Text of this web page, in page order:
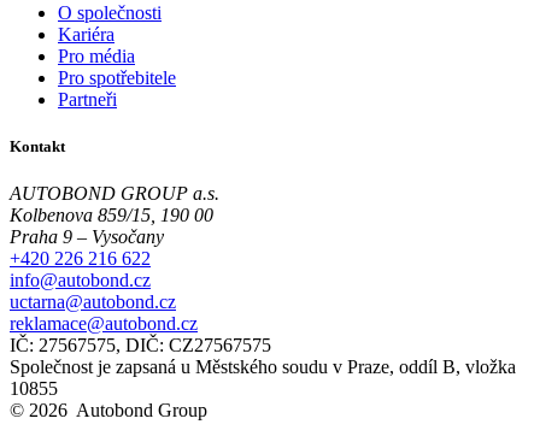
O společnosti
Kariéra
Pro média
Pro spotřebitele
Partneři
Kontakt
AUTOBOND GROUP a.s.
Kolbenova 859/15, 190 00
Praha 9 – Vysočany
+420 226 216 622
info@autobond.cz
uctarna@autobond.cz
reklamace@autobond.cz
IČ: 27567575, DIČ: CZ27567575
Společnost je zapsaná u Městského soudu v Praze, oddíl B, vložka
10855
© 2026 Autobond Group